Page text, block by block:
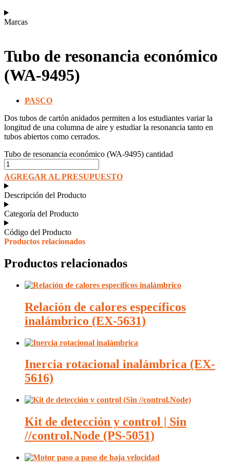
Marcas
Tubo de resonancia económico
(WA-9495)
PASCO
Dos tubos de cartón anidados permiten a los estudiantes variar la
longitud de una columna de aire y estudiar la resonancia tanto en
tubos abiertos como cerrados.
Tubo de resonancia económico (WA-9495) cantidad
AGREGAR AL PRESUPUESTO
Descripción del Producto
Categoría del Producto
Código del Producto
Productos relacionados
Productos relacionados
Relación de calores específicos
inalámbrico (EX-5631)
Inercia rotacional inalámbrica (EX-
5616)
Kit de detección y control | Sin
//control.Node (PS-5051)